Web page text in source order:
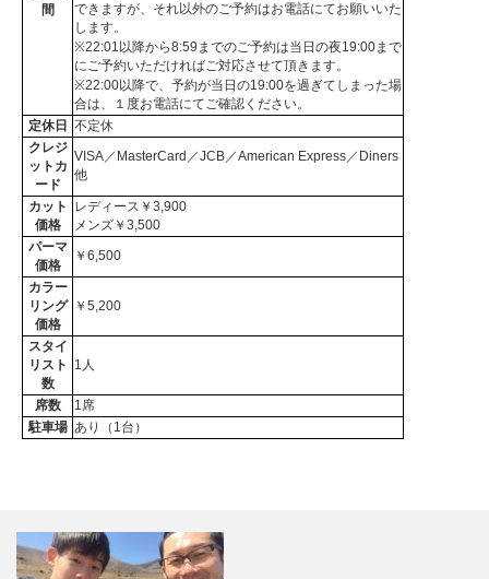
間
できますが、それ以外のご予約はお電話にてお願いいた
します。
※22:01以降から8:59までのご予約は当日の夜19:00まで
にご予約いただければご対応させて頂きます。
※22:00以降で、予約が当日の19:00を過ぎてしまった場
合は、１度お電話にてご確認ください。
定休日
不定休
クレジ
ットカ
ード
VISA／MasterCard／JCB／American Express／Diners
他
カット
価格
レディース￥3,900
メンズ￥3,500
パーマ
価格
￥6,500
カラー
リング
価格
￥5,200
スタイ
リスト
数
1人
席数
1席
駐車場 あり（1台）